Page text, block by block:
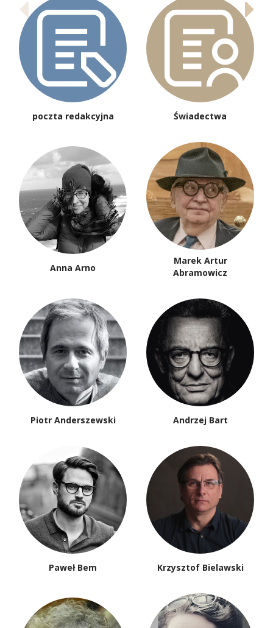
poczta redakcyjna Świadectwa
Anna Arno
Marek Artur
Abramowicz
Piotr Anderszewski Andrzej Bart
Paweł Bem Krzysztof Bielawski